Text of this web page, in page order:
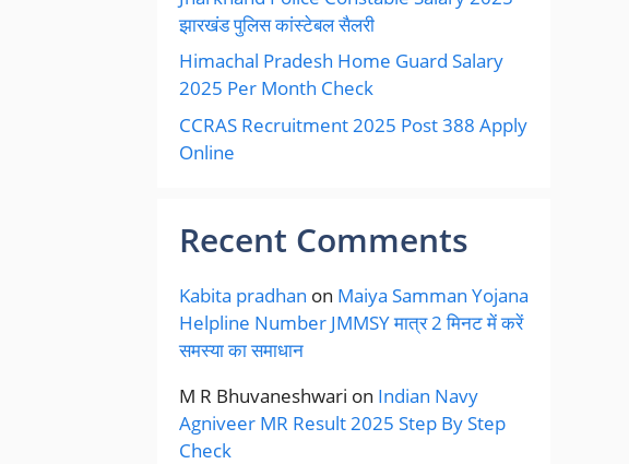
झारखंड पुलिस कांस्टेबल सैलरी
Himachal Pradesh Home Guard Salary
2025 Per Month Check
CCRAS Recruitment 2025 Post 388 Apply
Online
Recent Comments
Kabita pradhan on Maiya Samman Yojana
Helpline Number JMMSY मात्र 2 मिनट में करें
समस्या का समाधान
M R Bhuvaneshwari on Indian Navy
Agniveer MR Result 2025 Step By Step
Check